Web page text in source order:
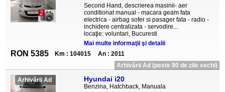
2
Second Hand, descrierea masinii- aer
conditionat manual - macara geam fata
electrica - airbag sofer si pasager fata - radio -
inchidere centralizata - servodire...
locaţie: voluntari, Bucuresti
Mai multe informaţii şi detalii
RON 5385 Km : 104015
An : 2011
Arhivării Ad (peste 90 de zile vechi)
Arhivării Ad Hyundai i20
Benzina, Hatchback, Manuala